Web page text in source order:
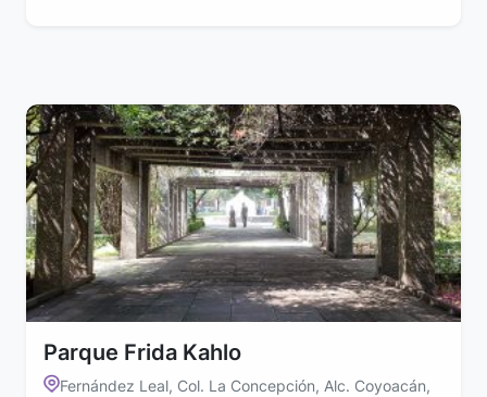
Parque Frida Kahlo
Fernández Leal, Col. La Concepción, Alc. Coyoacán,